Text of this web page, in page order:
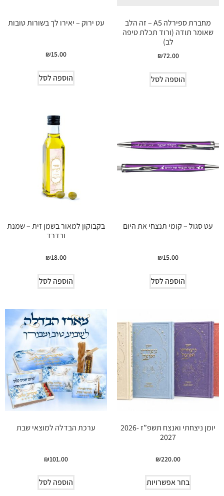
מחברת ספירלה A5 – זה הלב
שאומר תודה (ורוד תכלת טיפה
לב)
₪72.00
הוספה לסל
עט ירוק – יאירו לך בשורות טובות
₪15.00
הוספה לסל
עט סגול – קומי תנצחי את היום
₪15.00
הוספה לסל
בקבוקון למאור בשמן זית – שמנת
ורדרד
₪18.00
הוספה לסל
יומן ניצחתי ואנצח תשפ”ז 2026-
2027
₪220.00
בחר אפשרויות
ערכת הבדלה למוצאי שבת
₪101.00
הוספה לסל